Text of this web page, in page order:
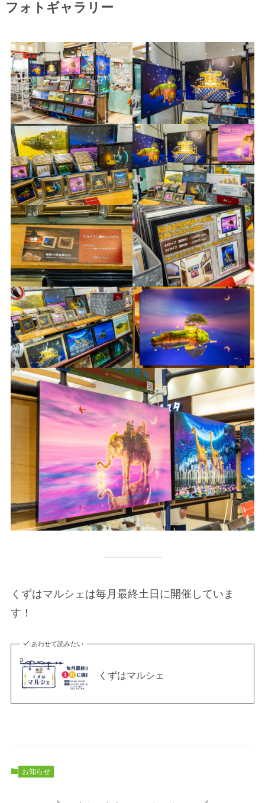
フォトギャラリー
くずはマルシェは毎月最終土日に開催していま
す！
あわせて読みたい
くずはマルシェ
お知らせ